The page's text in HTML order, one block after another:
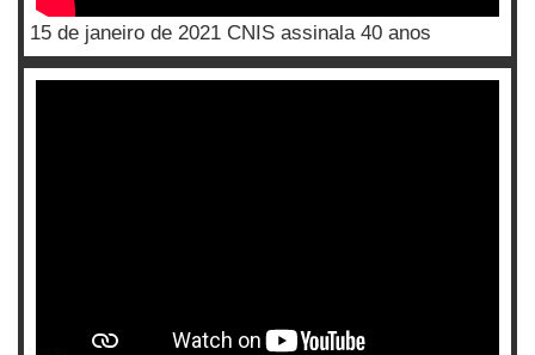
15 de janeiro de 2021 CNIS assinala 40 anos